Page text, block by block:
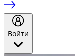
Войти